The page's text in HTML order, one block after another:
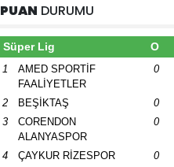
PUAN DURUMU
Süper Lig O
1
AMED SPORTİF
FAALİYETLER
0
2 BEŞİKTAŞ 0
3
CORENDON
ALANYASPOR
0
4 ÇAYKUR RİZESPOR 0